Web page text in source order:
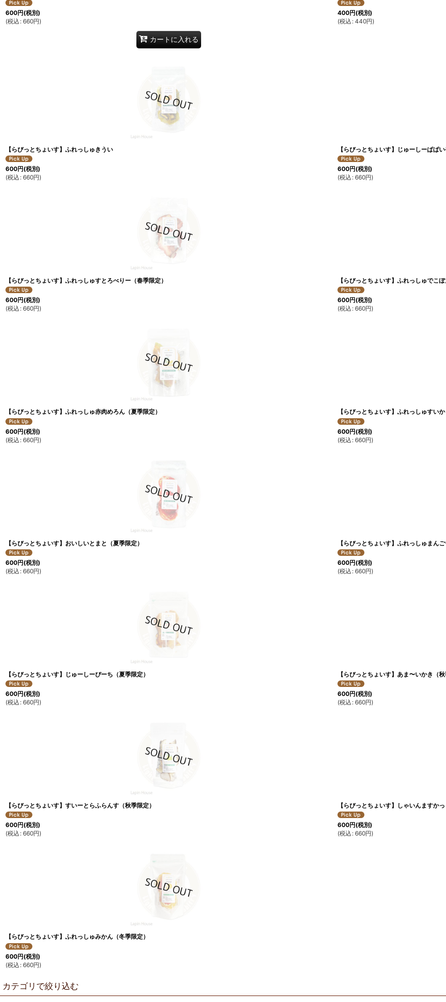
600円(税別)
(税込 : 660円)
カートに入れる
400円(税別)
(税込 : 440円)
【らびっとちょいす】ふれっしゅきうい
600円(税別)
(税込 : 660円)
【らびっとちょいす】じゅーしーぱぱ
600円(税別)
(税込 : 660円)
【らびっとちょいす】ふれっしゅすとろべりー（春季限定）
600円(税別)
(税込 : 660円)
【らびっとちょいす】ふれっしゅでこ
600円(税別)
(税込 : 660円)
【らびっとちょいす】ふれっしゅ赤肉めろん（夏季限定）
600円(税別)
(税込 : 660円)
【らびっとちょいす】ふれっしゅすい
600円(税別)
(税込 : 660円)
【らびっとちょいす】おいしいとまと（夏季限定）
600円(税別)
(税込 : 660円)
【らびっとちょいす】ふれっしゅまん
600円(税別)
(税込 : 660円)
【らびっとちょいす】じゅーしーぴーち（夏季限定）
600円(税別)
(税込 : 660円)
【らびっとちょいす】あま〜いかき（
600円(税別)
(税込 : 660円)
【らびっとちょいす】すいーとらふらんす（秋季限定）
600円(税別)
(税込 : 660円)
【らびっとちょいす】しゃいんますか
600円(税別)
(税込 : 660円)
【らびっとちょいす】ふれっしゅみかん（冬季限定）
600円(税別)
(税込 : 660円)
カテゴリで絞り込む